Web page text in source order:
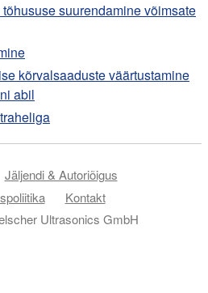
suurendamine võimsate
kõrvalsaaduste väärtustamine
abil
Jäljendi & Autoriõigus
Kontakt
Ultrasonics GmbH